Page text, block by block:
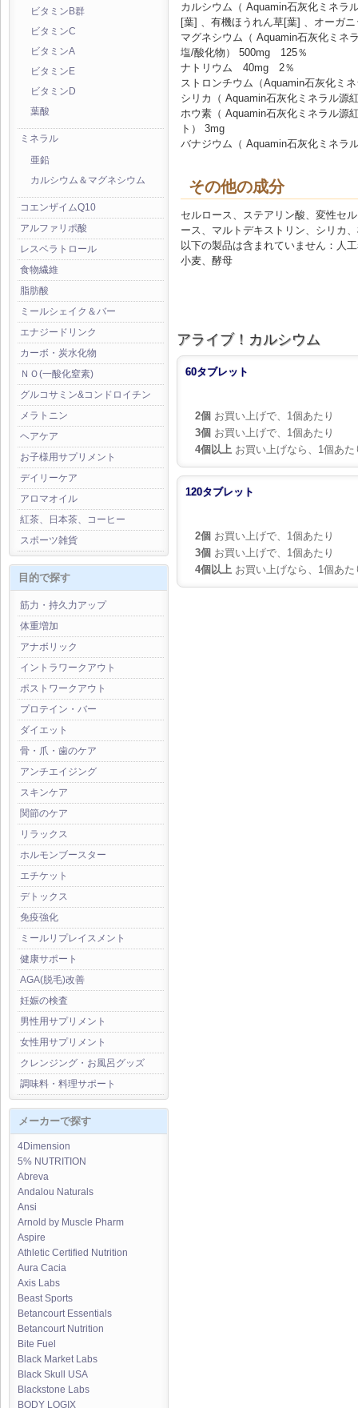
ビタミンB群
ビタミンC
ビタミンA
ビタミンE
ビタミンD
葉酸
ミネラル
亜鉛
カルシウム＆マグネシウム
コエンザイムQ10
アルファリポ酸
レスベラトロール
食物繊維
脂肪酸
ミールシェイク＆バー
エナジードリンク
カーボ・炭水化物
ＮＯ(一酸化窒素)
グルコサミン&コンドロイチン
メラトニン
ヘアケア
お子様用サプリメント
デイリーケア
アロマオイル
紅茶、日本茶、コーヒー
スポーツ雑貨
目的で探す
筋力・持久力アップ
体重増加
アナボリック
イントラワークアウト
ポストワークアウト
プロテイン・バー
ダイエット
骨・爪・歯のケア
アンチエイジング
スキンケア
関節のケア
リラックス
ホルモンブースター
エチケット
デトックス
免疫強化
ミールリプレイスメント
健康サポート
AGA(脱毛)改善
妊娠の検査
男性用サプリメント
女性用サプリメント
クレンジング・お風呂グッズ
調味料・料理サポート
メーカーで探す
4Dimension
5% NUTRITION
Abreva
Andalou Naturals
Ansi
Arnold by Muscle Pharm
Aspire
Athletic Certified Nutrition
Aura Cacia
Axis Labs
Beast Sports
Betancourt Essentials
Betancourt Nutrition
Bite Fuel
Black Market Labs
Black Skull USA
Blackstone Labs
BODY LOGIX
カルシウム（ Aquamin石灰化ミネラ
[葉] 、有機ほうれん草[葉] 、オーガ
マグネシウム（ Aquamin石灰化ミネ
塩/酸化物） 500mg 125％
ナトリウム 40mg 2％
ストロンチウム（Aquamin石灰化ミ
シリカ（ Aquamin石灰化ミネラル源
ホウ素（ Aquamin石灰化ミネラル源
ト） 3mg
バナジウム（ Aquamin石灰化ミネラ
その他の成分
セルロース、ステアリン酸、変性セ
ース、マルトデキストリン、シリカ
以下の製品は含まれていません：人
小麦、酵母
アライブ！カルシウム
60タブレット
2個 お買い上げで、1個あたり
3個 お買い上げで、1個あたり
4個以上 お買い上げなら、1個あた
120タブレット
2個 お買い上げで、1個あたり
3個 お買い上げで、1個あたり
4個以上 お買い上げなら、1個あた